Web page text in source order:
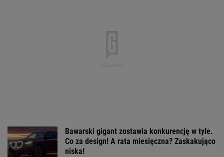
Bawarski gigant zostawia konkurencję w tyle.
Co za design! A rata miesięczna? Zaskakująco
niska!